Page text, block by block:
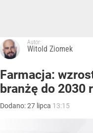
Autor:
Witold Ziomek
Farmacja:
branżę do 2030
Dodano:27 lipca 13:15